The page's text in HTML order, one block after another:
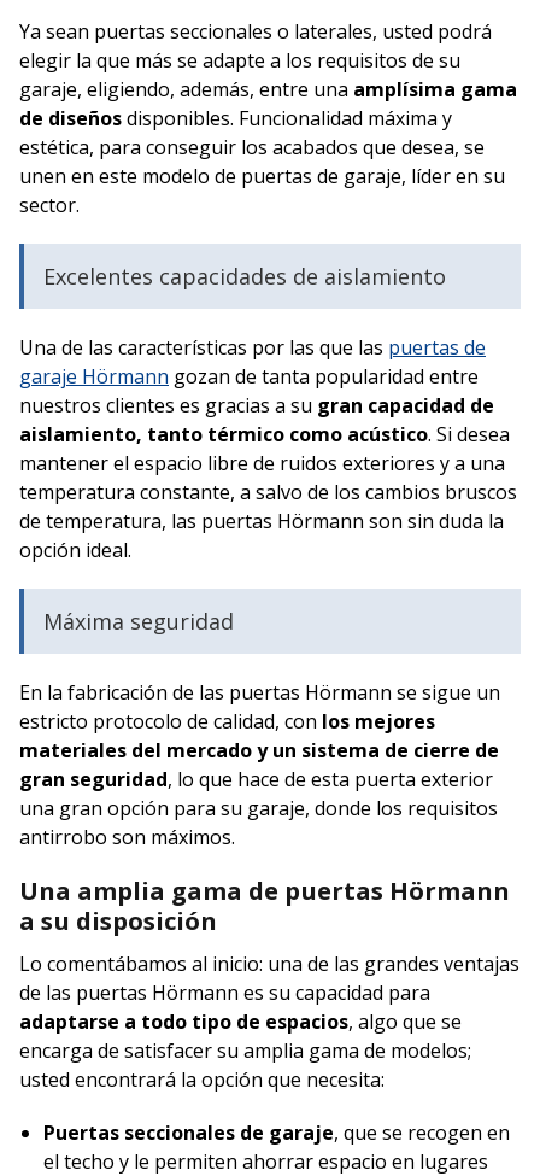
Ya sean puertas seccionales o laterales, usted podrá
elegir la que más se adapte a los requisitos de su
garaje, eligiendo, además, entre una amplísima gama
de diseñosdisponibles. Funcionalidad máxima y
estética, para conseguir los acabados que desea, se
unen en este modelo de puertas de garaje, líder en su
sector.
Excelentes capacidades de aislamiento
Una de las características por las que las puertas de
garaje Hörmann gozan de tanta popularidad entre
nuestros clientes es gracias a su gran capacidad de
aislamiento, tanto térmico como acústico. Si desea
mantener el espacio libre de ruidos exteriores y a una
temperatura constante, a salvo de los cambios bruscos
de temperatura, las puertas Hörmann son sin duda la
opción ideal.
Máxima seguridad
En la fabricación de las puertas Hörmann se sigue un
estricto protocolo de calidad, con los mejores
materiales del mercado y un sistema de cierre de
gran seguridad, lo que hace de esta puerta exterior
una gran opción para su garaje, donde los requisitos
antirrobo son máximos.
Una amplia gama de puertas Hörmann
a su disposición
Lo comentábamos al inicio: una de las grandes ventajas
de las puertas Hörmann es su capacidad para
adaptarse a todo tipo de espacios, algo que se
encarga de satisfacer su amplia gama de modelos;
usted encontrará la opción que necesita:
Puertas seccionales de garaje, que se recogen en
el techo y le permiten ahorrar espacio en lugares